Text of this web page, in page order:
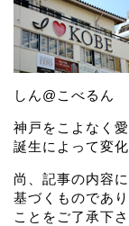
しん@こべるん
神戸をこよなく
誕生によって変
尚、記事の内容
基づくものであ
ことをご了承下さ